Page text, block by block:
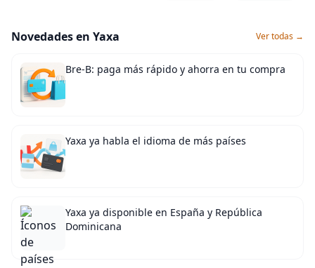
Novedades en Yaxa Ver todas →
Bre-B: paga más rápido y ahorra en tu compra
Yaxa ya habla el idioma de más países
Yaxa ya disponible en España y República
Dominicana